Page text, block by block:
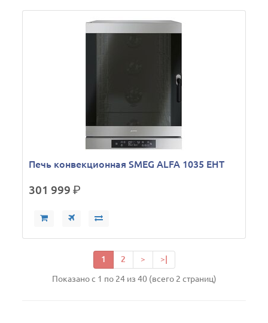
Печь конвекционная SMEG ALFA 1035 EHT
301 999р.
1 2 > >|
Показано с 1 по 24 из 40 (всего 2 страниц)